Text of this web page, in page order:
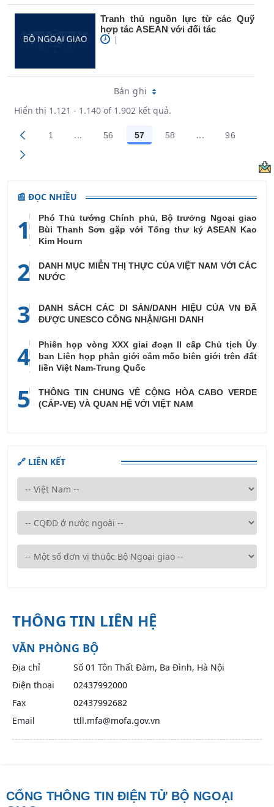
Tranh thủ nguồn lực từ các Quỹ
hợp tác ASEAN với đối tác
|
Bản ghi
Hiển thị 1.121 - 1.140 of 1.902 kết quả.
Các trang trên cổng
1 ...Trang trung gian Use TAB to navigate.
Các trang trên cổng
56 Các trang trên cổng
57 Các trang trên cổng
58 ...Trang trung
Các
96
📰 ĐỌC NHIỀU
1
Phó Thủ tướng Chính phủ, Bộ trưởng Ngoại giao
Bùi Thanh Sơn gặp với Tổng thư ký ASEAN Kao
Kim Hourn
2
DANH MỤC MIỄN THỊ THỰC CỦA VIỆT NAM VỚI CÁC
NƯỚC
3
DANH SÁCH CÁC DI SẢN/DANH HIỆU CỦA VN ĐÃ
ĐƯỢC UNESCO CÔNG NHẬN/GHI DANH
4
Phiên họp vòng XXX giai đoạn II cấp Chủ tịch Ủy
ban Liên họp phân giới cắm mốc biên giới trên đất
liền Việt Nam-Trung Quốc
5
THÔNG TIN CHUNG VỀ CỘNG HÒA CABO VERDE
(CÁP-VE) VÀ QUAN HỆ VỚI VIỆT NAM
🔗 LIÊN KẾT
THÔNG TIN LIÊN HỆ
VĂN PHÒNG BỘ
Địa chỉ
Số 01 Tôn Thất Đàm, Ba Đình, Hà Nội
Điện thoại
02437992000
Fax
02437992682
Email
ttll.mfa@mofa.gov.vn
CỔNG THÔNG TIN ĐIỆN TỬ BỘ NGOẠI